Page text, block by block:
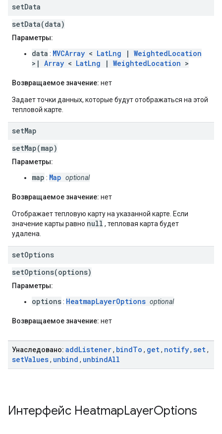
setData
setData(data)
Параметры:
data : MVCArray < LatLng | WeightedLocation
>| Array < LatLng | WeightedLocation >
Возвращаемое значение: нет
Задает точки данных, которые будут отображаться на этой
тепловой карте.
setMap
setMap(map)
Параметры:
map : Map optional
Возвращаемое значение: нет
Отображает тепловую карту на указанной карте. Если
значение карты равно null , тепловая карта будет
удалена.
setOptions
setOptions(options)
Параметры:
options: HeatmapLayerOptions optional
Возвращаемое значение: нет
Унаследовано: addListener, bindTo , get, notify, set,
setValues, unbind , unbindAll
Интерфейс HeatmapLayerOptions